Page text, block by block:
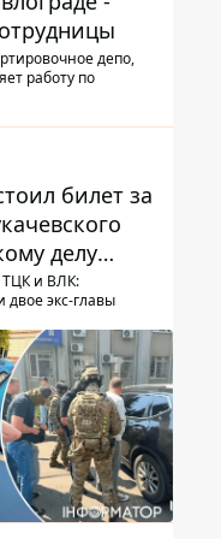
депо,
работу по
билет за
делу
бывших
ТЦК и ВЛК:
двое экс-главы